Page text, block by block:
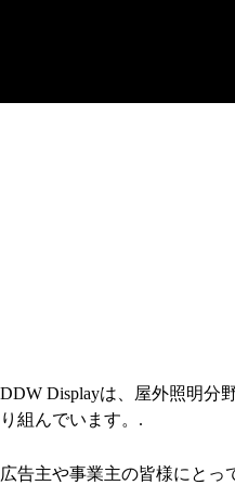
DDW Displayは、屋外照明分
り組んでいます。.
広告主や事業主の皆様にと